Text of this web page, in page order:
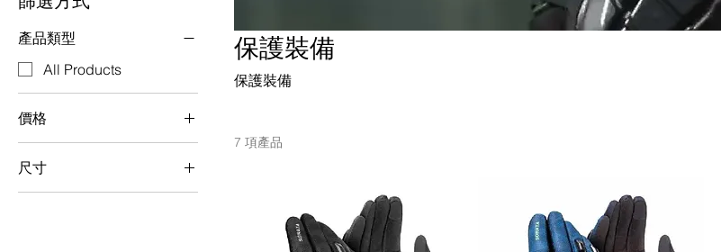
產品類型
All Products
價格
HK$269 HK$967
尺寸
保護裝備
保護裝備
7 項產品